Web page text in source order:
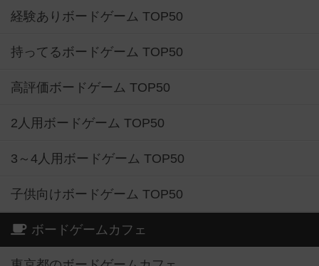
経験ありボードゲーム TOP50
持ってるボードゲーム TOP50
高評価ボードゲーム TOP50
2人用ボードゲーム TOP50
3～4人用ボードゲーム TOP50
子供向けボードゲーム TOP50
ボードゲームカフェ